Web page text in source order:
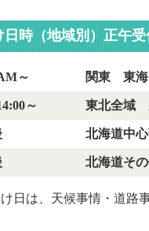
日時（地域別）正午
～ 関東 東
～ 東北全域
北海道中
北海道そ
日は、天候事情・道路